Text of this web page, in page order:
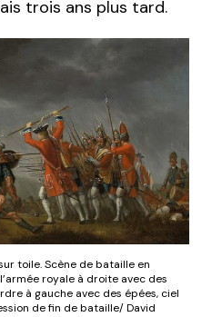
trois ans plus tard.
toile. Scène de bataille en
royale à droite avec des
à gauche avec des épées, ciel
de fin de bataille/ David